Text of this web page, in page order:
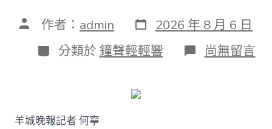
文 作者： admin 發
表
日
期
2026 年 8 月 6 日
分
類
分類於 鐘聲輕輕響 在
〈若
尚無留言
羊城晚報記者 何寧